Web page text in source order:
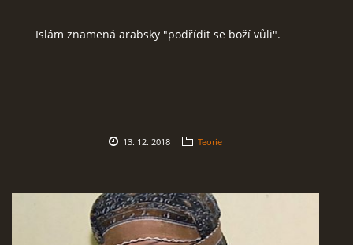
Islám znamená arabsky "podřídit se boží vůli".
13. 12. 2018 Teorie